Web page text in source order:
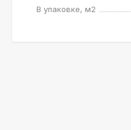
В упаковке, м2